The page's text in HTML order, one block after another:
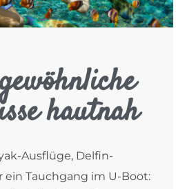
hautnah
Ausflüge, Delfin-
ein Tauchgang im U-Boot: